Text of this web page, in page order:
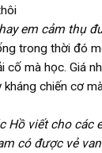
em cảm thụ
trong thời đó
cố mà học. Giá
chiến cơ
Hồ viết cho các
có được vẻ